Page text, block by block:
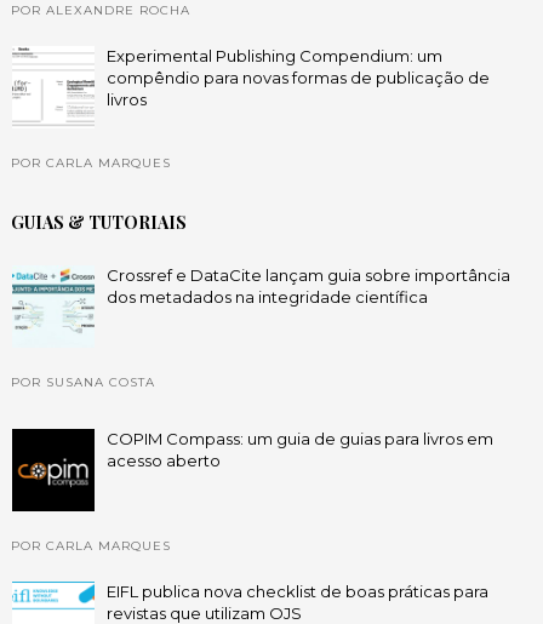
POR ALEXANDRE ROCHA
Experimental Publishing Compendium: um
compêndio para novas formas de publicação de
livros
POR CARLA MARQUES
GUIAS & TUTORIAIS
Crossref e DataCite lançam guia sobre importância
dos metadados na integridade científica
POR SUSANA COSTA
COPIM Compass: um guia de guias para livros em
acesso aberto
POR CARLA MARQUES
EIFL publica nova checklist de boas práticas para
revistas que utilizam OJS